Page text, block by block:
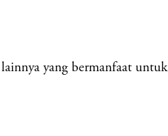
yang bermanfaat untuk